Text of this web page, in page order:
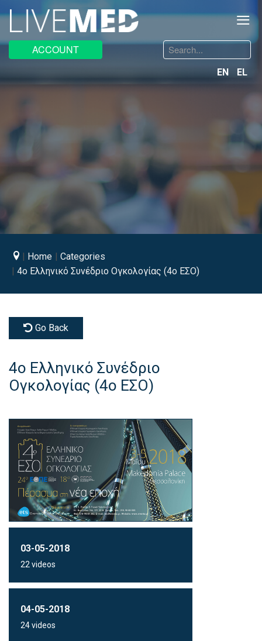
≡
ACCOUNT
Search
EN EL
Home
Categories
4ο Ελληνικό Συνέδριο Ογκολογίας (4ο ΕΣΟ)
Go Back
4ο Ελληνικό Συνέδριο
Ογκολογίας (4ο ΕΣΟ)
03-05-2018
22 videos
04-05-2018
24 videos